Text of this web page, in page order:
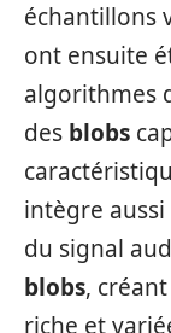
échantillons
ont ensuite
algorithmes
des blobs
intègre
du signal
blobs,
riche et